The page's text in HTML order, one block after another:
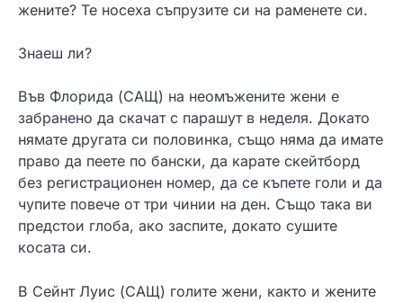
жените? Те носеха съпрузите си на раменете си.
Знаеш ли?
Във Флорида (САЩ) на неомъжените жени е
забранено да скачат с парашут в неделя. Докато
нямате другата си половинка, също няма да имате
право да пеете по бански, да карате скейтборд
без регистрационен номер, да се къпете голи и да
чупите повече от три чинии на ден. Също така ви
предстои глоба, ако заспите, докато сушите
косата си.
В Сейнт Луис (САЩ) голите жени, както и жените